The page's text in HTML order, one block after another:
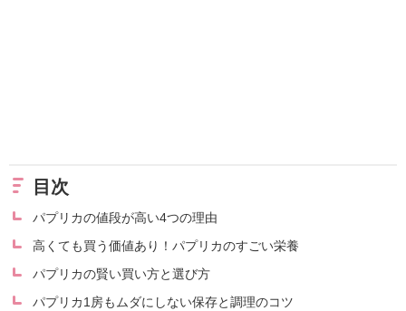
目次
パプリカの値段が高い4つの理由
高くても買う価値あり！パプリカのすごい栄養
パプリカの賢い買い方と選び方
パプリカ1房もムダにしない保存と調理のコツ